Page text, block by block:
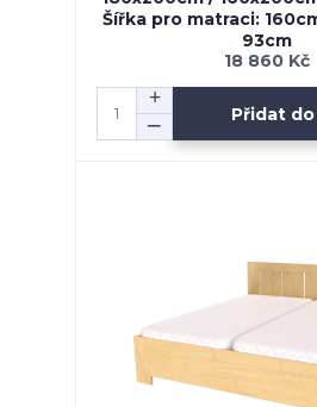
Šířka pro matraci:
93cm
18 860 Kč
Přidat